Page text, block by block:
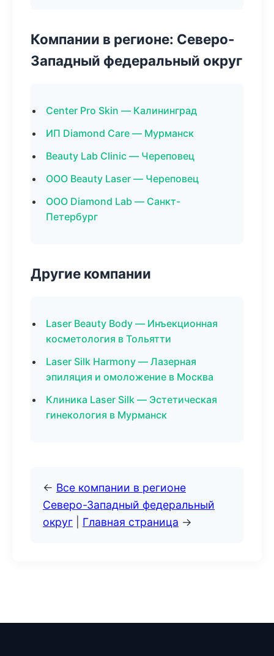
Компании в регионе: Северо-
Западный федеральный округ
Center Pro Skin — Калининград
ИП Diamond Care — Мурманск
Beauty Lab Clinic — Череповец
ООО Beauty Laser — Череповец
ООО Diamond Lab — Санкт-
Петербург
Другие компании
Laser Beauty Body — Инъекционная
косметология в Тольятти
Laser Silk Harmony — Лазерная
эпиляция и омоложение в Москва
Клиника Laser Silk — Эстетическая
гинекология в Мурманск
← Все компании в регионе
Северо-Западный федеральный
округ
Главная страница →